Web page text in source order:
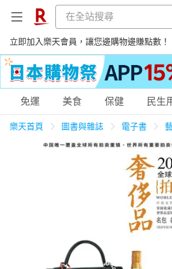
立即加入樂天會員，讓您邊購物邊賺點數！
購物網分類
養生
運動
男裝
免運 美食 保健 民生
樂天首頁 圖書與雜誌 電子書